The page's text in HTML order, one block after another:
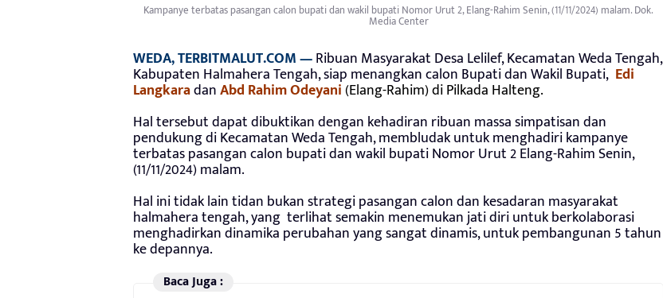
Kampanye terbatas pasangan calon bupati dan wakil bupati Nomor Urut 2, Elang-Rahim Senin, (11/11/2024) malam. Dok.
Media Center
WEDA, TERBITMALUT.COM —Ribuan Masyarakat Desa Lelilef, Kecamatan Weda Tengah,
Kabupaten Halmahera Tengah, siap menangkan calon Bupati dan Wakil Bupati, Edi
LangkaradanAbd Rahim Odeyani(Elang-Rahim) di Pilkada Halteng.
Hal tersebut dapat dibuktikan dengan kehadiran ribuan massa simpatisan dan
pendukung di Kecamatan Weda Tengah, membludak untuk menghadiri kampanye
terbatas pasangan calon bupati dan wakil bupati Nomor Urut 2 Elang-Rahim Senin,
(11/11/2024) malam.
Hal ini tidak lain tidan bukan strategi pasangan calon dan kesadaran masyarakat
halmahera tengah, yang terlihat semakin menemukan jati diri untuk berkolaborasi
menghadirkan dinamika perubahan yang sangat dinamis, untuk pembangunan 5 tahun
ke depannya.
Baca Juga :